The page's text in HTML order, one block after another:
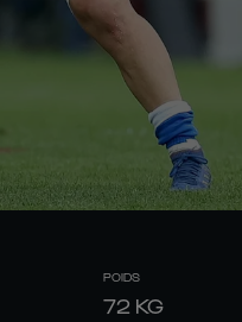
POIDS
72 KG